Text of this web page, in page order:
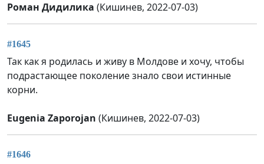
Роман Дидилика (Кишинев, 2022-07-03)
#1645
Так как я родилась и живу в Молдове и хочу, чтобы
подрастающее поколение знало свои истинные
корни.
Eugenia Zaporojan (Кишинев, 2022-07-03)
#1646